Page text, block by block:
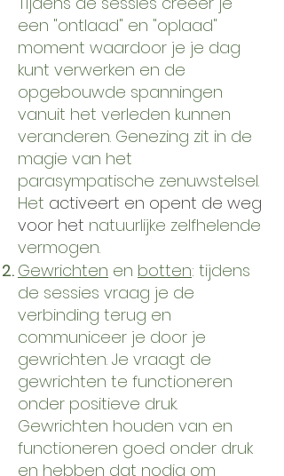
een "ontlaad" en "oplaad"
moment waardoor je je dag
kunt verwerken en de
opgebouwde spanningen
vanuit het verleden kunnen
veranderen. Genezing zit in de
magie van het
parasympatische zenuwstelsel.
Het activeert en opent de weg
voor het natuurlijke zelfhelende
vermogen.
Gewrichten en botten: tijdens
de sessies vraag je de
verbinding terug en
communiceer je door je
gewrichten. Je vraagt de
gewrichten te functioneren
onder positieve druk.
Gewrichten houden van en
functioneren goed onder druk
en hebben dat nodig om